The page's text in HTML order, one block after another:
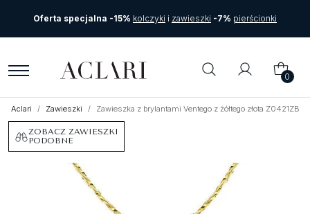
Oferta specjalna -15% kolczyki i zawieszki -7% pierścionki
0
Aclari Zawieszki Zawieszka z brylantami Ventego z żółtego złota Z0421ZB
ZOBACZ ZAWIESZKI
PODOBNE